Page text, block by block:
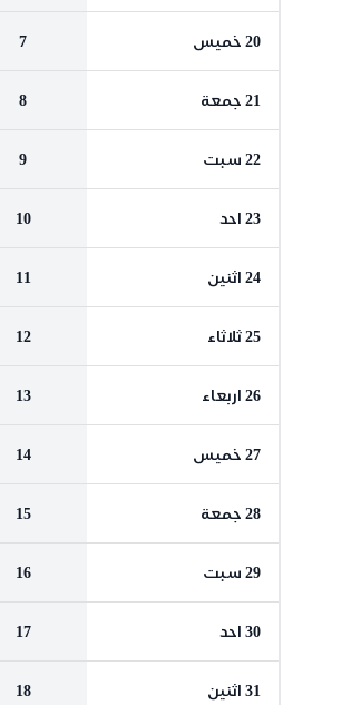
20 خميس 7
21 جمعة 8
22 سبت 9
23 احد 10
24 اثنين 11
25 ثلاثاء 12
26 اربعاء 13
27 خميس 14
28 جمعة 15
29 سبت 16
30 احد 17
31 اثنين 18